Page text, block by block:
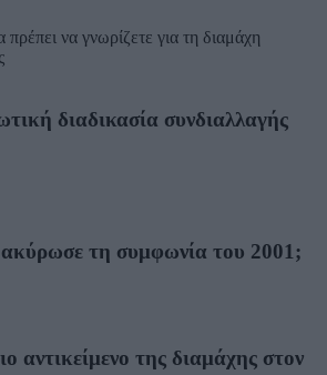
να γνωρίζετε για τη διαμάχη
διαδικασία συνδιαλλαγής
ακύρωσε τη συμφωνία του 2001;
αντικείμενο της διαμάχης στον